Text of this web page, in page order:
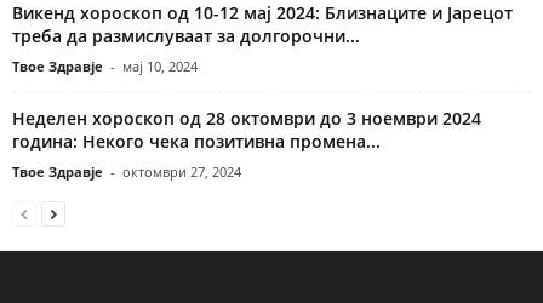
Викенд хороскоп од 10-12 мај 2024: Близнаците и Јарецот
треба да размислуваат за долгорочни...
Твое Здравје - мај 10, 2024
Неделен хороскоп од 28 октомври до 3 ноември 2024
година: Некого чека позитивна промена...
Твое Здравје - октомври 27, 2024